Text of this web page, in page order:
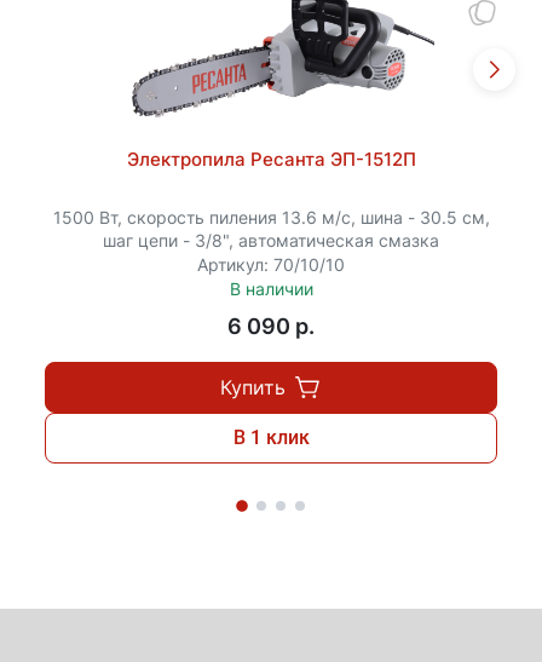
Электропила Ресанта ЭП-1512П
1500 Вт, скорость пиления 13.6 м/с, шина - 30.5 см,
шаг цепи - 3/8", автоматическая смазка
Артикул: 70/10/10
В наличии
6 090 p.
Купить
В 1 клик